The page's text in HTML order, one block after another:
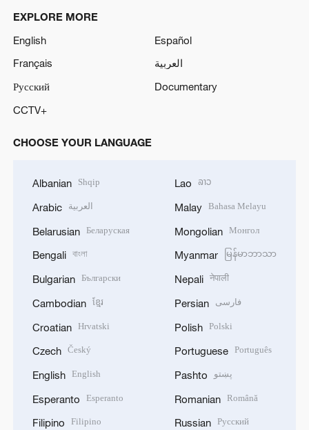
EXPLORE MORE
English
Español
Français
العربية
Русский
Documentary
CCTV+
CHOOSE YOUR LANGUAGE
Albanian Shqip
Arabic العربية
Belarusian Беларуская
Bengali বাংলা
Bulgarian Български
Cambodian ខ្មែរ
Croatian Hrvatski
Czech Český
English English
Esperanto Esperanto
Filipino Filipino
Lao ລາວ
Malay Bahasa Melayu
Mongolian Монгол
Myanmar မြန်မာဘာသာ
Nepali नेपाली
Persian فارسی
Polish Polski
Portuguese Português
Pashto پښتو
Romanian Română
Russian Русский